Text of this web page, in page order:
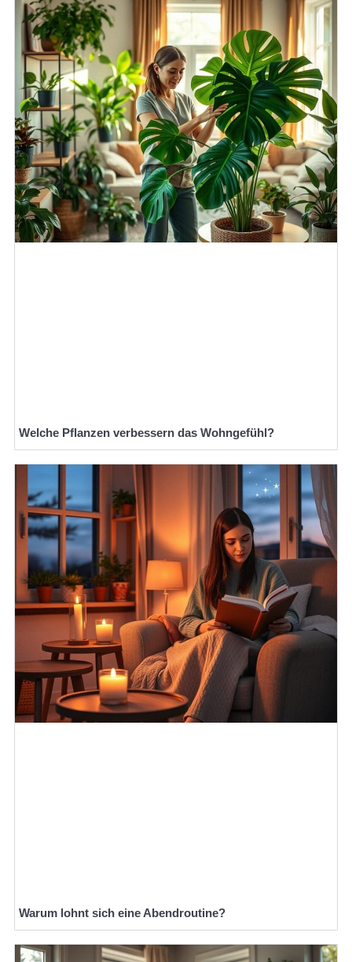
Welche Pflanzen verbessern das Wohngefühl?
Warum lohnt sich eine Abendroutine?